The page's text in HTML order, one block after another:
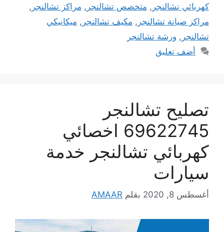
كهربائي تشالنجر , متخصص تشالنجر , مراكز تشالنجر ,
مراكز صيانة تشالنجر , مكيف تشالنجر , ميكانيكي
تشالنجر , ورشة تشالنجر
أضف تعليق
تصليح تشالنجر
69622745 اخصائي
كهربائي تشالنجر خدمة
سيارات
أغسطس 8, 2020 بقلم AMAAR